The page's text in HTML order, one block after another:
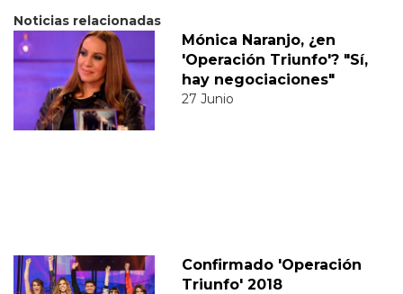
Noticias relacionadas
Mónica Naranjo, ¿en
'Operación Triunfo'? "Sí,
hay negociaciones"
27 Junio
Confirmado 'Operación
Triunfo' 2018